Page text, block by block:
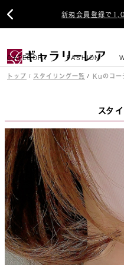
新規会員登録で

CATEGORY FASHION
トップ スタイリング一覧 Kuのコー
スタ